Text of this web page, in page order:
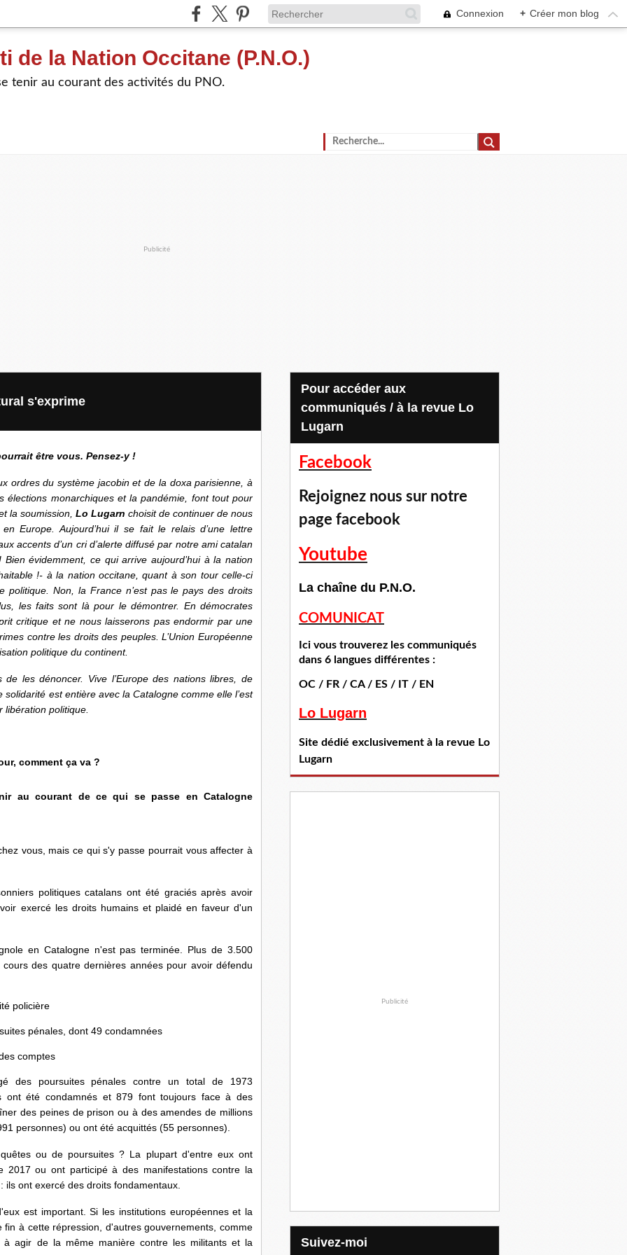
Connexion + Créer mon blog
de la Nation Occitane (P.N.O.)
tenir au courant des activités du PNO.
Publicité
s'exprime
être vous. Pensez-y !
ordres du système jacobin et de la doxa parisienne, à
élections monarchiques et la pandémie, font tout pour
la soumission, Lo Lugarn choisit de continuer de nous
Europe. Aujourd’hui il se fait le relais d’une lettre
accents d’un cri d’alerte diffusé par notre ami catalan
évidemment, ce qui arrive aujourd’hui à la nation
!- à la nation occitane, quant à son tour celle-ci
politique. Non, la France n’est pas le pays des droits
les faits sont là pour le démontrer. En démocrates
critique et ne nous laisserons pas endormir par une
contre les droits des peuples. L’Union Européenne
politique du continent.
les dénoncer. Vive l’Europe des nations libres, de
est entière avec la Catalogne comme elle l’est
politique.
comment ça va ?
au courant de ce qui se passe en Catalogne
vous, mais ce qui s'y passe pourrait vous affecter à
politiques catalans ont été graciés après avoir
exercé les droits humains et plaidé en faveur d'un
en Catalogne n'est pas terminée. Plus de 3.500
des quatre dernières années pour avoir défendu
policière
pénales, dont 49 condamnées
comptes
des poursuites pénales contre un total de 1973
ont été condamnés et 879 font toujours face à des
des peines de prison ou à des amendes de millions
personnes) ou ont été acquittés (55 personnes).
ou de poursuites ? La plupart d'entre eux ont
2017 ou ont participé à des manifestations contre la
ont exercé des droits fondamentaux.
est important. Si les institutions européennes et la
à cette répression, d'autres gouvernements, comme
agir de la même manière contre les militants et la
Pour accéder aux
communiqués / à la revue Lo
Lugarn
Facebook
Rejoignez nous sur notre
page facebook
Youtube
La chaîne du P.N.O.
COMUNICAT
Ici vous trouverez les communiqués
dans 6 langues différentes :
OC / FR / CA / ES / IT / EN
Lo Lugarn
Site dédié exclusivement à la revue Lo
Lugarn
Publicité
Suivez-moi